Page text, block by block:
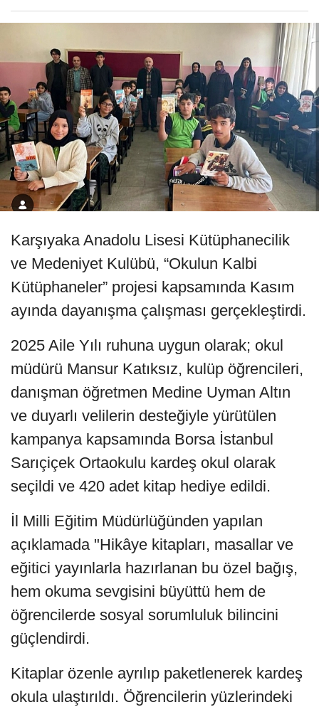
Karşıyaka Anadolu Lisesi Kütüphanecilik
ve Medeniyet Kulübü, “Okulun Kalbi
Kütüphaneler” projesi kapsamında Kasım
ayında dayanışma çalışması gerçekleştirdi.
2025 Aile Yılı ruhuna uygun olarak; okul
müdürü Mansur Katıksız, kulüp öğrencileri,
danışman öğretmen Medine Uyman Altın
ve duyarlı velilerin desteğiyle yürütülen
kampanya kapsamında Borsa İstanbul
Sarıçiçek Ortaokulu kardeş okul olarak
seçildi ve 420 adet kitap hediye edildi.
İl Milli Eğitim Müdürlüğünden yapılan
açıklamada "Hikâye kitapları, masallar ve
eğitici yayınlarla hazırlanan bu özel bağış,
hem okuma sevgisini büyüttü hem de
öğrencilerde sosyal sorumluluk bilincini
güçlendirdi.
Kitaplar özenle ayrılıp paketlenerek kardeş
okula ulaştırıldı. Öğrencilerin yüzlerindeki